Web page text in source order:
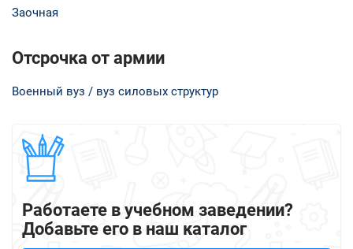
Заочная
Отсрочка от армии
Военный вуз / вуз силовых структур
Работаете в учебном заведении?
Добавьте его в наш каталог